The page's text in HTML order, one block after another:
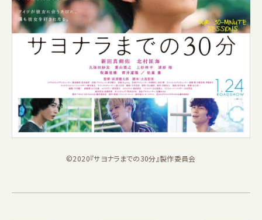
©2020『サヨナラまでの30分』製作委員会